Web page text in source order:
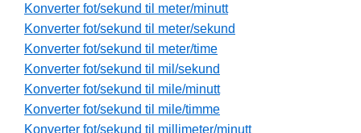
Konverter fot/sekund til meter/minutt
Konverter fot/sekund til meter/sekund
Konverter fot/sekund til meter/time
Konverter fot/sekund til mil/sekund
Konverter fot/sekund til mile/minutt
Konverter fot/sekund til mile/timme
Konverter fot/sekund til millimeter/minutt